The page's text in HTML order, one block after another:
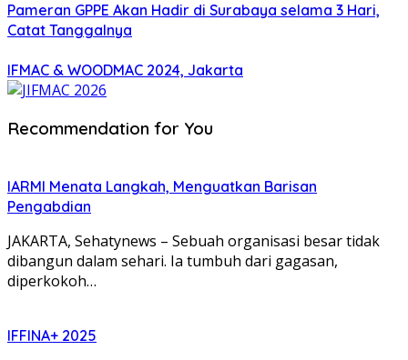
Pameran GPPE Akan Hadir di Surabaya selama 3 Hari,
Catat Tanggalnya
IFMAC & WOODMAC 2024, Jakarta
Recommendation for You
IARMI Menata Langkah, Menguatkan Barisan
Pengabdian
JAKARTA, Sehatynews – Sebuah organisasi besar tidak
dibangun dalam sehari. Ia tumbuh dari gagasan,
diperkokoh…
IFFINA+ 2025